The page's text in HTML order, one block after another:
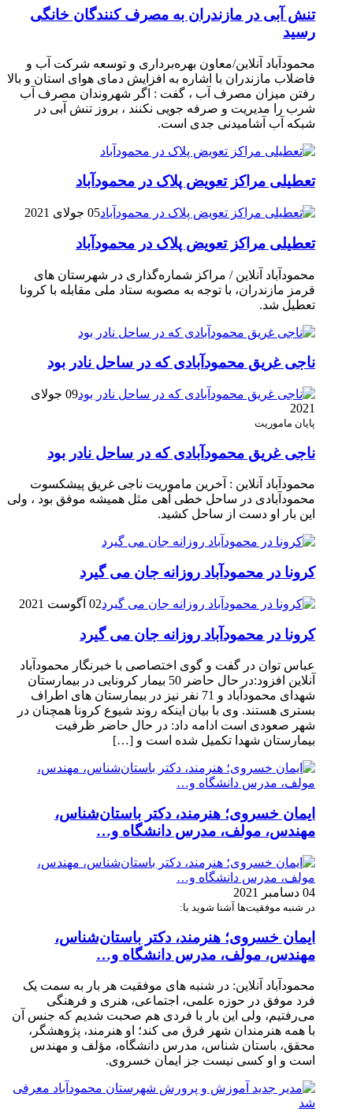
تنش آبی در مازندران به مصرف كنندگان خانگی
رسيد
محمودآباد آنلاین/معاون بهره‌برداری و توسعه شرکت آب و
فاضلاب مازندران با اشاره به افزایش دمای هوای استان و بالا
رفتن میزان مصرف آب ، گفت : اگر شهروندان مصرف آب
شرب را مدیریت و صرفه جویی نکنند ، بروز تنش آبی در
شبکه آب آشامیدنی جدی است.
تعطیلی مراکز تعویض پلاک در محمودآباد
05 جولای 2021
تعطیلی مراکز تعویض پلاک در محمودآباد
محمودآباد آنلاین / مراکز شماره‌گذاری در شهر‌ستان های
قرمز مازندران، با توجه به مصوبه ستاد ملی مقابله با کرونا
تعطیل شد.
ناجی غریق محمودآبادی که در ساحل نادر بود
09 جولای
2021
پایان ماموریت
ناجی غریق محمودآبادی که در ساحل نادر بود
محمودآباد آنلاین : آخرین ماموریت ناجی غریق پیشکسوت
محمودآبادی در ساحل خطی آهی مثل همیشه موفق بود ، ولی
این بار او دست از ساحل کشید.
کرونا در محمودآباد روزانه جان می گیرد
02 آگوست 2021
کرونا در محمودآباد روزانه جان می گیرد
عباس توان در گفت و گوی اختصاصی با خبرنگار محمودآباد
آنلاین افزود:در حال حاضر 50 بیمار کرونایی در بیمارستان
شهدای محمودآباد و 71 نفر نیز در بیمارستان های اطراف
بستری هستند. وی با بیان اینکه روند شیوع کرونا همچنان در
شهر صعودی است ادامه داد: در حال حاضر ظرفیت
بیمارستان شهدا تکمیل شده است و […]
ایمان خسروی؛ هنرمند، دکتر باستان‌شناس،
مهندس، مولف، مدرس دانشگاه و…
04 دسامبر 2021
در شنبه موفقیت‌ها آشنا شوید با:
ایمان خسروی؛ هنرمند، دکتر باستان‌شناس،
مهندس، مولف، مدرس دانشگاه و…
محمودآباد آنلاین: در شنبه های موفقیت هر بار به سمت یک
فرد موفق در حوزه علمی، اجتماعی، هنری و فرهنگی
می‌رفتیم، ولی این بار با فردی هم صحبت شدیم که جنس آن
با همه هنرمندان شهر فرق می کند؛ او هنرمند، پژوهشگر،
محقق، باستان شناس، مدرس دانشگاه، مؤلف و مهندس
است و او کسی نیست جز ایمان خسروی.